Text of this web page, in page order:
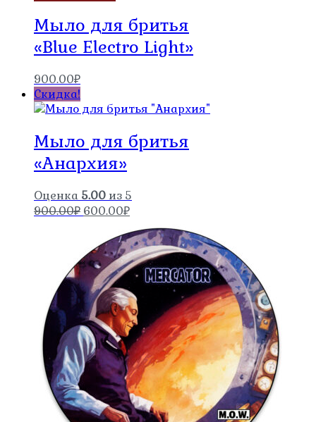
Мыло для бритья
«Blue Electro Light»
900.00₽
Скидка!
Мыло для бритья
«Анархия»
Оценка 5.00 из 5
900.00₽ Первоначальная
составляла
900.00₽.
600.00₽Текущая
цена:
600.00₽.